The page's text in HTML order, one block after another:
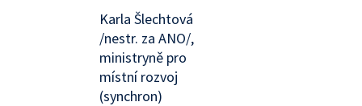
Karla Šlechtová
/nestr. za ANO/,
ministryně pro
místní rozvoj
(synchron)